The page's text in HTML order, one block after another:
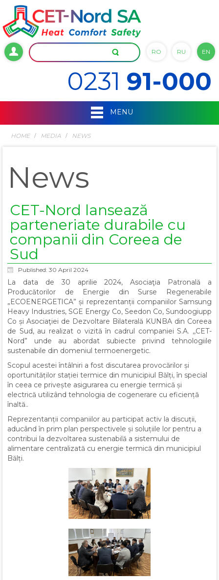
RO RU EN
0231 91-000
MENU
HOME MEDIA NEWS
News
CET-Nord lansează
parteneriate durabile cu
companii din Coreea de
Sud
Published: 30 April 2024
La data de 30 aprilie 2024, Asociaţia Patronală a
Producătorilor de Energie din Surse Regenerabile
„ECOENERGETICA” și reprezentanții companiilor Samsung
Heavy Industries, SGE Energy Co, Seedon Co, Sundoogiupp
Co și Asociaţiei de Dezvoltare Bilaterală KUNBA din Coreea
de Sud, au realizat o vizită în cadrul companiei S.A. ,,CET-
Nord” unde au abordat subiecte privind tehnologiile
sustenabile din domeniul termoenergetic.
Scopul acestei întâlniri a fost discutarea provocărilor și
oportunităților stației termice din municipiul Bălți, în special
în ceea ce privește asigurarea cu energie termică și
electrică utilizând tehnologia de cogenerare cu eficiență
înaltă..
Reprezentanții companiilor au participat activ la discuții,
aducând în prim plan perspectivele și soluțiile lor pentru a
contribui la dezvoltarea sustenabilă a sistemului de
alimentare centralizată cu energie termică din municipiul
Bălți.